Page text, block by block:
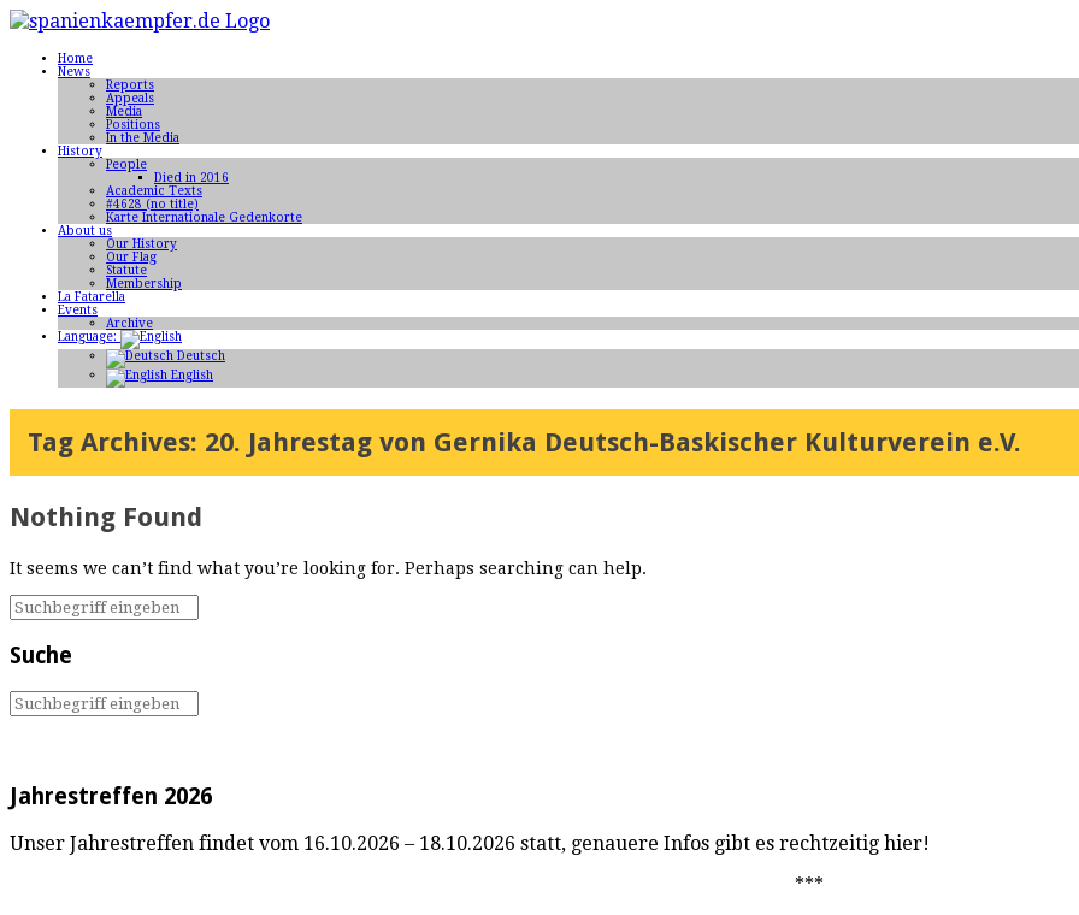
Home
News
Reports
Appeals
Media
Positions
In the Media
History
People
Died in 2016
Academic Texts
#4628 (no title)
Karte Internationale Gedenkorte
About us
Our History
Our Flag
Statute
Membership
La Fatarella
Events
Archive
Language:
Deutsch
English
Tag Archives: 20. Jahrestag von Gernika Deutsch-Baskischer Kulturverein e.V.
Nothing Found
It seems we can’t find what you’re looking for. Perhaps searching can help.
Suche
Jahrestreffen 2026
Unser Jahrestreffen findet vom 16.10.2026 – 18.10.2026 statt, genauere Infos gibt es rechtzeitig hier!
***